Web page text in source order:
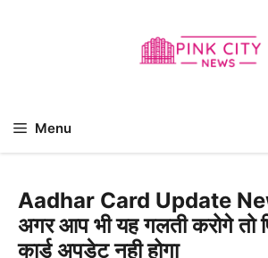
Menu
Aadhar Card Update
अगर आप भी यह गलती करोगे तो
कार्ड अपडेट नही होगा